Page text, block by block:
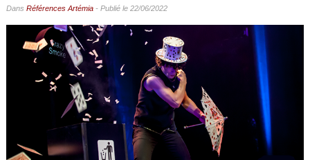
Dans Références Artémia- Publié le 22/06/2022